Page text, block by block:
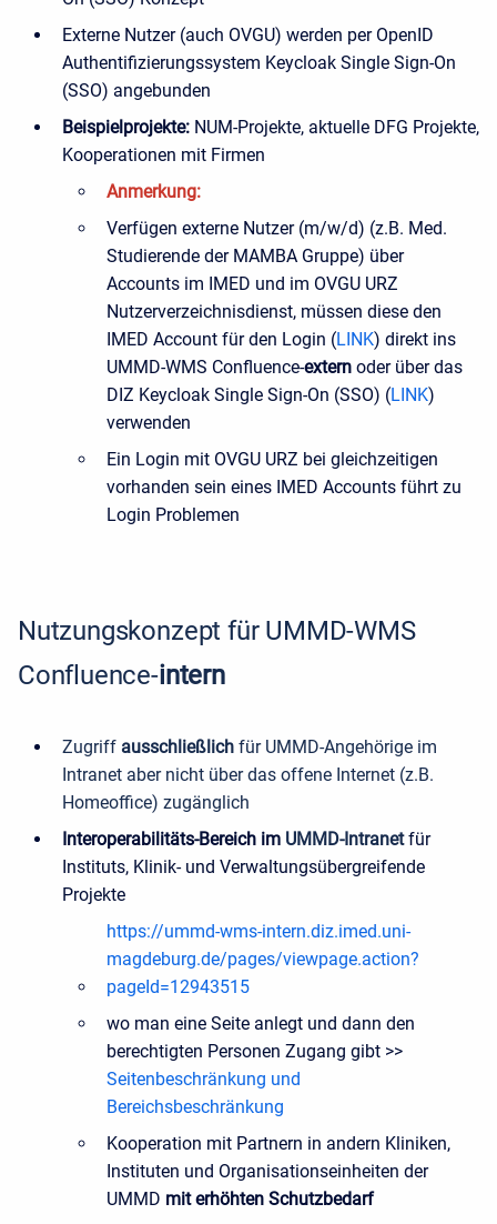
Externe Nutzer (auch OVGU) werden per OpenID
Authentifizierungssystem Keycloak Single Sign-On
(SSO) angebunden
Beispielprojekte: NUM-Projekte, aktuelle DFG Projekte,
Kooperationen mit Firmen
Anmerkung:
Verfügen externe Nutzer (m/w/d) (z.B. Med.
Studierende der MAMBA Gruppe) über
Accounts im IMED und im OVGU URZ
Nutzerverzeichnisdienst, müssen diese den
IMED Account für den Login (LINK) direkt ins
UMMD-WMS Confluence-extern oder über das
DIZ Keycloak Single Sign-On (SSO) (LINK)
verwenden
Ein Login mit OVGU URZ bei gleichzeitigen
vorhanden sein eines IMED Accounts führt zu
Login Problemen
Nutzungskonzept für UMMD-WMS
Confluence-intern
Zugriff ausschließlich für UMMD-Angehörige im
Intranet aber nicht über das offene Internet (z.B.
Homeoffice) zugänglich
Interoperabilitäts-Bereich im UMMD-Intranet für
Instituts, Klinik- und Verwaltungsübergreifende
Projekte
https://ummd-wms-intern.diz.imed.uni-
magdeburg.de/pages/viewpage.action?
pageId=12943515
wo man eine Seite anlegt und dann den
berechtigten Personen Zugang gibt >>
Seitenbeschränkung und
Bereichsbeschränkung
Kooperation mit Partnern in andern Kliniken,
Instituten und Organisationseinheiten der
UMMD mit erhöhten Schutzbedarf